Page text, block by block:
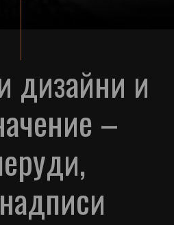
дизайни и
–